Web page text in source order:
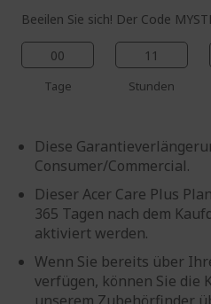
Beeilen Sie sich! Der Code
00
Tage
11
Stunden
Diese
Consumer/Commercial.
Dieser Acer Care Plus
365 Tagen nach dem
aktiviert werden.
Wenn Sie bereits über
verfügen, können Sie die